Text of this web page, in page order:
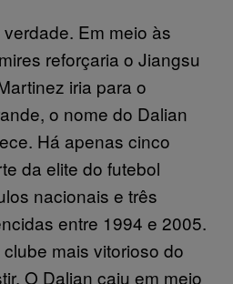
Em meio às
reforçaria o Jiangsu
iria para o
o nome do Dalian
Há apenas cinco
da elite do futebol
nacionais e três
entre 1994 e 2005.
mais vitorioso do
O Dalian caiu em meio